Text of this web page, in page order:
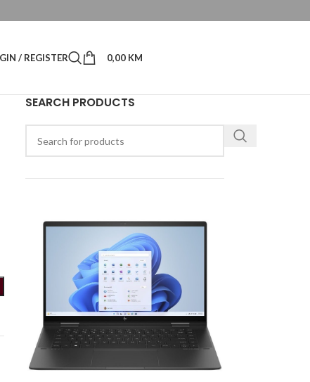
/ REGISTER 0,00 KM
SEARCH PRODUCTS